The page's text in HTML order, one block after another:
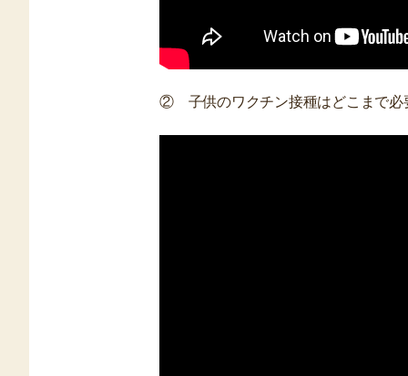
② 子供のワクチン接種はどこまで必